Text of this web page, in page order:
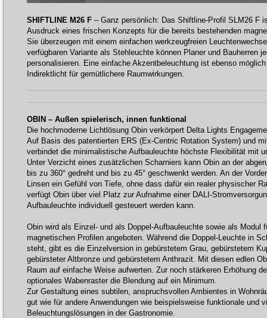
SHIFTLINE M26 F – Ganz persönlich: Das Shiftline-Profil SLM26 F
Ausdruck eines frischen Konzepts für die bereits bestehenden
Sie überzeugen mit einem einfachen werkzeugfreien
verfügbaren Variante als Stehleuchte können Planer und Bauherren
personalisieren. Eine einfache Akzentbeleuchtung ist ebenso
Indirektlicht für gemütlichere Raumwirkungen.
OBIN – Außen spielerisch, innen funktional
Die hochmoderne Lichtlösung Obin verkörpert Delta Lights
Auf Basis des patentierten ERS (Ex-Centric Rotation System) und
verbindet die minimalistische Aufbauleuchte höchste Flexibilität mit
Unter Verzicht eines zusätzlichen Scharniers kann Obin an der
bis zu 360° gedreht und bis zu 45° geschwenkt werden. An der
Linsen ein Gefühl von Tiefe, ohne dass dafür ein realer physischer
verfügt Obin über viel Platz zur Aufnahme einer DALI-
Aufbauleuchte individuell gesteuert werden kann.
Obin wird als Einzel- und als Doppel-Aufbauleuchte sowie als Modul
magnetischen Profilen angeboten. Während die Doppel-Leuchte in
steht, gibt es die Einzelversion in gebürstetem Grau, gebürstetem
gebürsteter Altbronze und gebürstetem Anthrazit. Mit diesen edlen
Raum auf einfache Weise aufwerten. Zur noch stärkeren Erhöhung
optionales Wabenraster die Blendung auf ein Minimum.
Zur Gestaltung eines subtilen, anspruchsvollen Ambientes in
gut wie für andere Anwendungen wie beispielsweise funktionale und
Beleuchtungslösungen in der Gastronomie.